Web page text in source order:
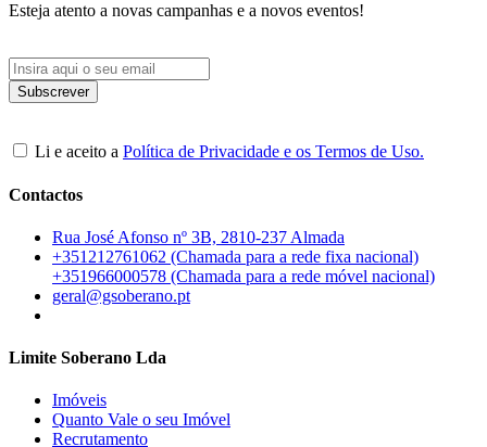
Esteja atento a novas campanhas e a novos eventos!
Li e aceito a Política de Privacidade e os Termos de Uso.
Contactos
Rua José Afonso nº 3B, 2810-237 Almada
+351212761062 (Chamada para a rede fixa nacional)
+351966000578 (Chamada para a rede móvel nacional)
geral@gsoberano.pt
Limite Soberano Lda
Imóveis
Quanto Vale o seu Imóvel
Recrutamento